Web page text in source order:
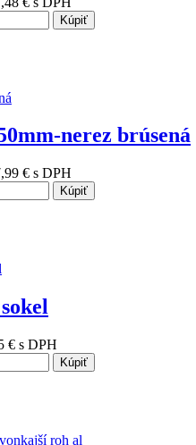
Kúpiť
nerez brúsená
€ s DPH
Kúpiť
€ s DPH
Kúpiť